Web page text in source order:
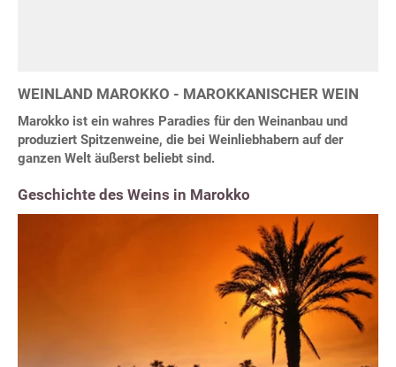
WEINLAND MAROKKO - MAROKKANISCHER WEIN
Marokko ist ein wahres Paradies für den Weinanbau und
produziert Spitzenweine, die bei Weinliebhabern auf der
ganzen Welt äußerst beliebt sind.
Geschichte des Weins in Marokko